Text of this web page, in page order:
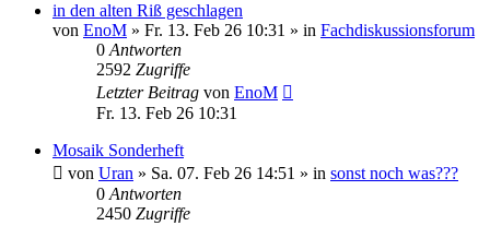
in den alten Riß geschlagen
von EnoM » Fr. 13. Feb 26 10:31 » in Fachdiskussionsforum
0 Antworten
2592 Zugriffe
Letzter Beitrag von EnoM
Fr. 13. Feb 26 10:31
Mosaik Sonderheft
von Uran » Sa. 07. Feb 26 14:51 » in sonst noch was???
0 Antworten
2450 Zugriffe